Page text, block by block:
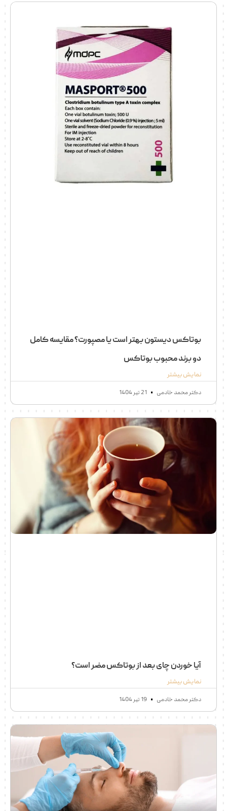
بوتاکس دیستون بهتر است یا مصپورت؟ مقایسه کامل
دو برند محبوب بوتاکس
نمایش بیشتر
دکتر محمد خادمی
آیا خوردن چای بعد از بوتاکس مضر است؟
نمایش بیشتر
دکتر محمد خادمی